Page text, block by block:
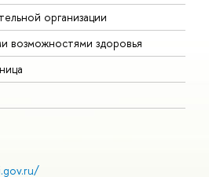
организации
возможностями здоровья